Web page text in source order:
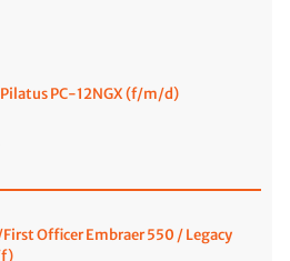
PC-12NGX (f/m/d)
Officer Embraer 550 / Legacy